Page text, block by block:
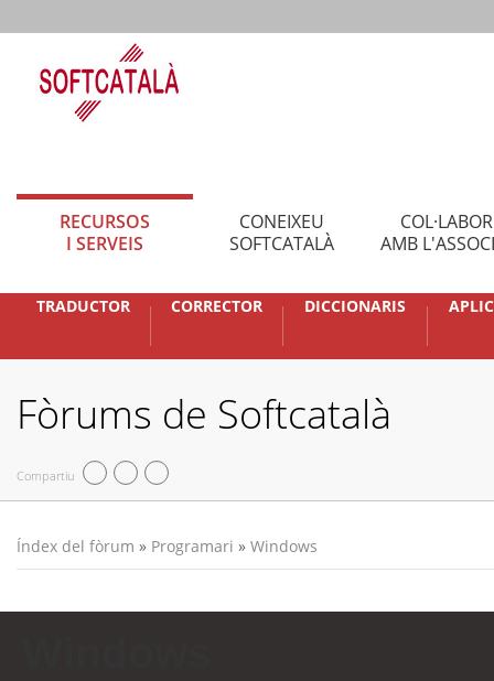
RECURSOS
I SERVEIS
CONEIXEU
SOFTCATALÀ
AMB
TRADUCTOR CORRECTOR DICCIONARIS
Fòrums de Softcatalà
Compartiu
Índex del fòrum » Programari » Windows